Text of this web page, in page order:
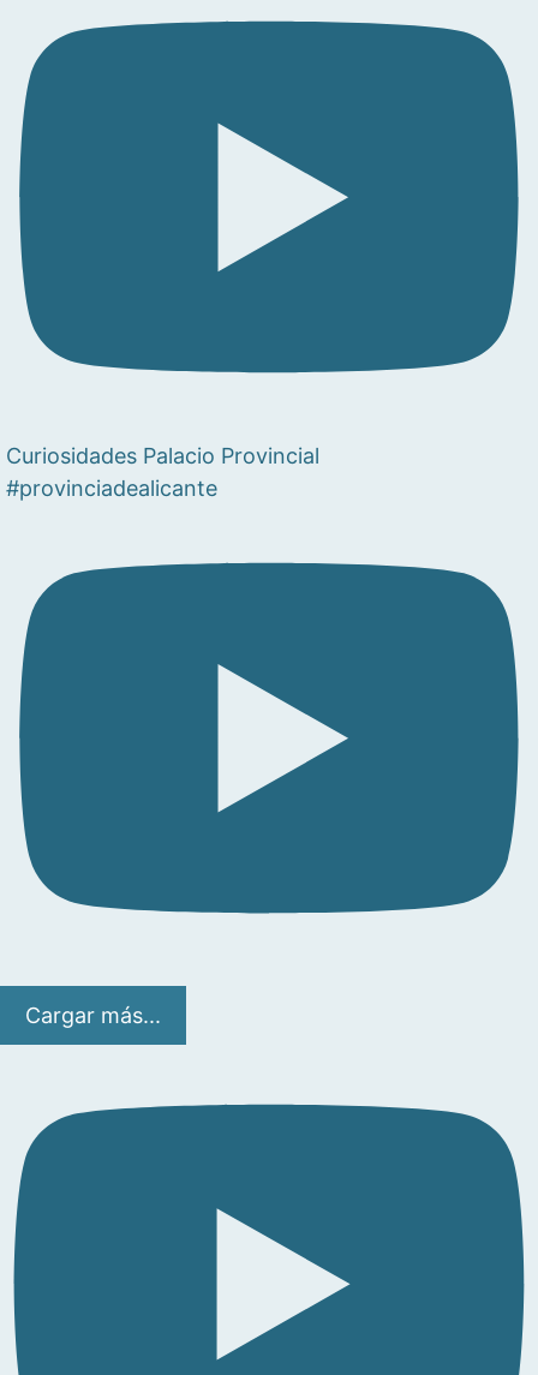
Curiosidades Palacio Provincial
#provinciadealicante
Cargar más...